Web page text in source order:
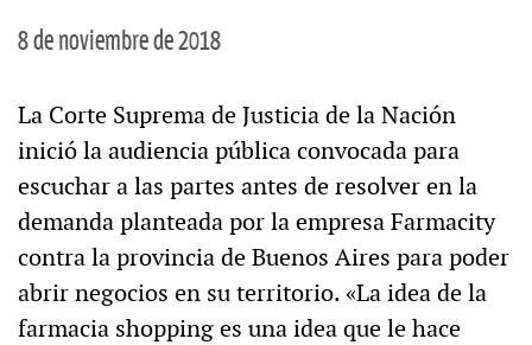
8 de noviembre de 2018
La Corte Suprema de Justicia de la Nación
inició la audiencia pública convocada para
escuchar a las partes antes de resolver en la
demanda planteada por la empresa Farmacity
contra la provincia de Buenos Aires para poder
abrir negocios en su territorio. «La idea de la
farmacia shopping es una idea que le hace